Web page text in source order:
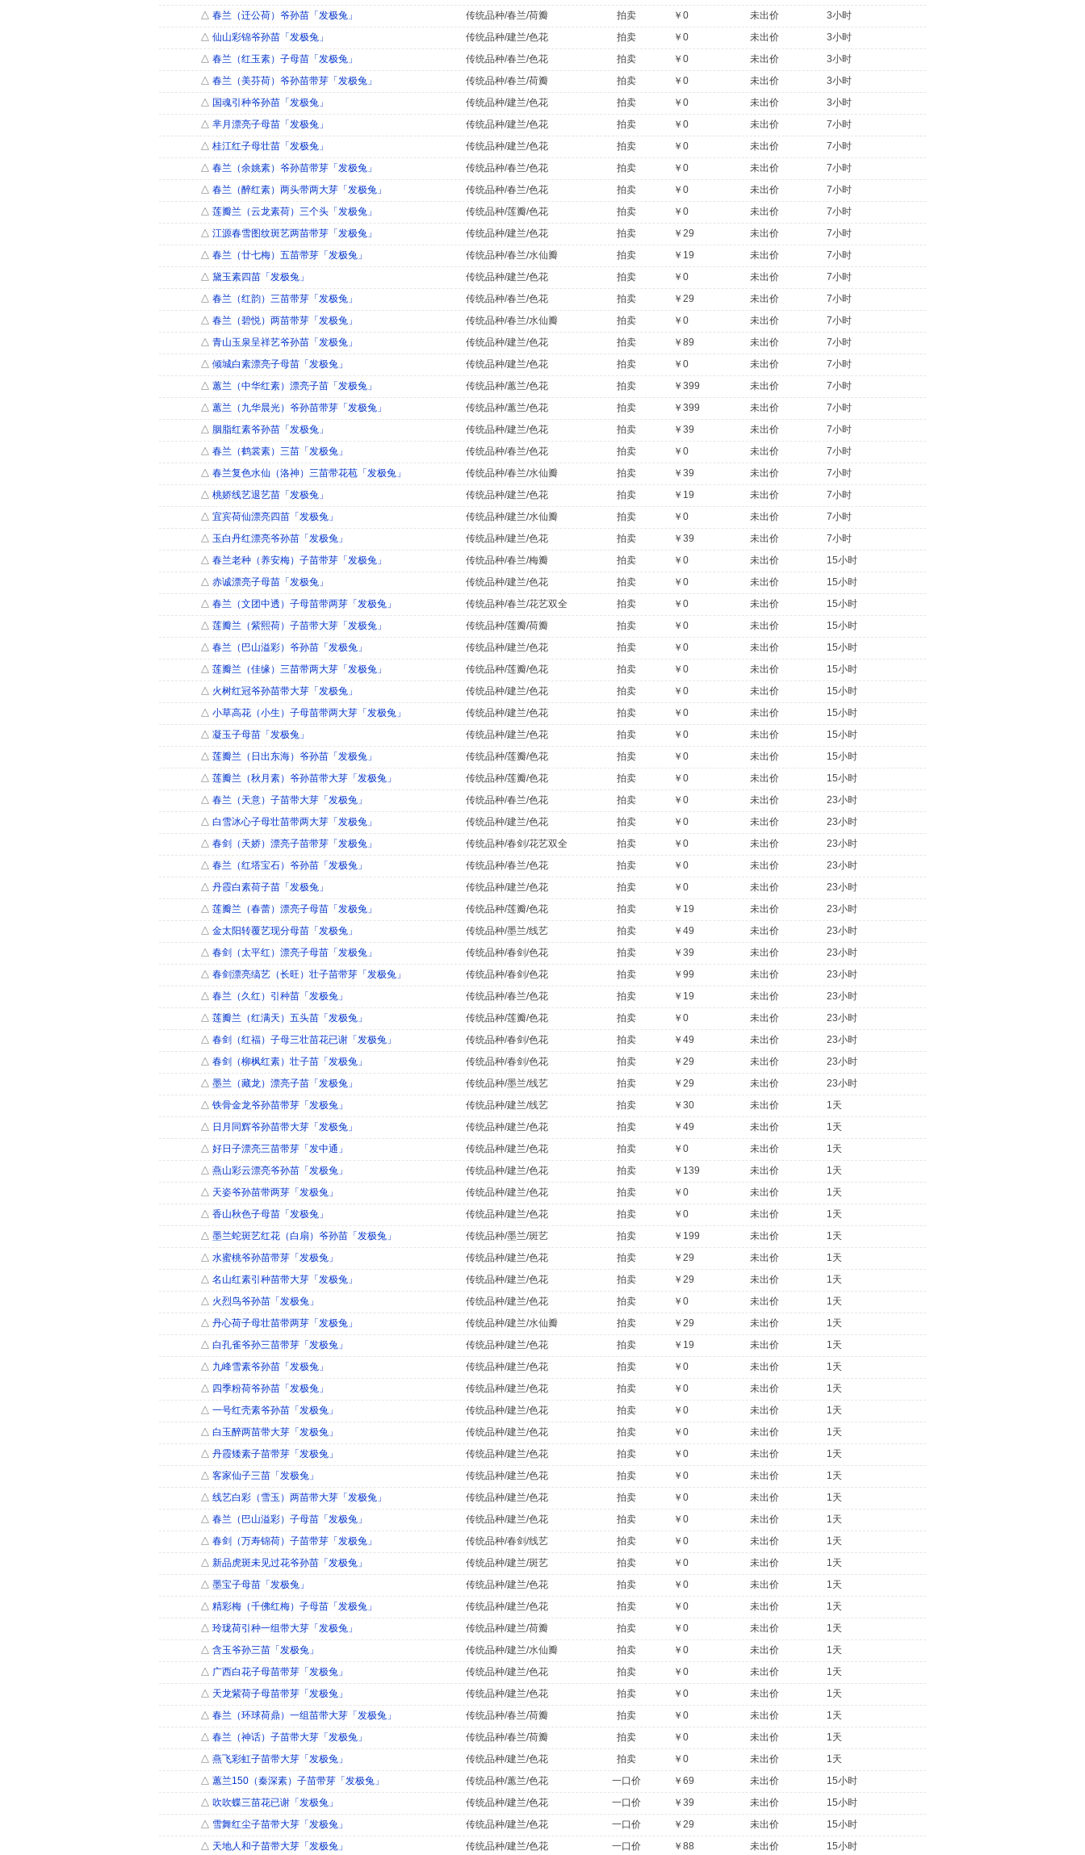
△ 春兰（迁公荷）爷孙苗「发极兔」 传统品种/春兰/荷瓣 拍卖 ￥0 未出价
3小时
△ 仙山彩锦爷孙苗「发极兔」 传统品种/建兰/色花 拍卖 ￥0 未出价
3小时
△ 春兰（红玉素）子母苗「发极兔」 传统品种/春兰/色花 拍卖 ￥0 未出价
3小时
△ 春兰（美芬荷）爷孙苗带芽「发极兔」 传统品种/春兰/荷瓣 拍卖 ￥0 未出价
3小时
△ 国魂引种爷孙苗「发极兔」 传统品种/建兰/色花 拍卖 ￥0 未出价
3小时
△ 芈月漂亮子母苗「发极兔」 传统品种/建兰/色花 拍卖 ￥0 未出价
7小时
△ 桂江红子母壮苗「发极兔」 传统品种/建兰/色花 拍卖 ￥0 未出价
7小时
△ 春兰（余姚素）爷孙苗带芽「发极兔」 传统品种/春兰/色花 拍卖 ￥0 未出价
7小时
△ 春兰（醉红素）两头带两大芽「发极兔」 传统品种/春兰/色花 拍卖 ￥0 未出价
7小时
△ 莲瓣兰（云龙素荷）三个头「发极兔」 传统品种/莲瓣/色花 拍卖 ￥0 未出价
7小时
△ 江源春雪图纹斑艺两苗带芽「发极兔」 传统品种/建兰/色花 拍卖 ￥29 未出价
7小时
△ 春兰（廿七梅）五苗带芽「发极兔」 传统品种/春兰/水仙瓣 拍卖 ￥19 未出价
7小时
△ 黛玉素四苗「发极兔」 传统品种/建兰/色花 拍卖 ￥0 未出价
7小时
△ 春兰（红韵）三苗带芽「发极兔」 传统品种/春兰/色花 拍卖 ￥29 未出价
7小时
△ 春兰（碧悦）两苗带芽「发极兔」 传统品种/春兰/水仙瓣 拍卖 ￥0 未出价
7小时
△ 青山玉泉呈祥艺爷孙苗「发极兔」 传统品种/建兰/色花 拍卖 ￥89 未出价
7小时
△ 倾城白素漂亮子母苗「发极兔」 传统品种/建兰/色花 拍卖 ￥0 未出价
7小时
△ 蕙兰（中华红素）漂亮子苗「发极兔」 传统品种/蕙兰/色花 拍卖 ￥399 未出价
7小时
△ 蕙兰（九华晨光）爷孙苗带芽「发极兔」 传统品种/蕙兰/色花 拍卖 ￥399 未出价
7小时
△ 胭脂红素爷孙苗「发极兔」 传统品种/建兰/色花 拍卖 ￥39 未出价
7小时
△ 春兰（鹤裳素）三苗「发极兔」 传统品种/春兰/色花 拍卖 ￥0 未出价
7小时
△ 春兰复色水仙（洛神）三苗带花苞「发极兔」 传统品种/春兰/水仙瓣 拍卖 ￥39 未出价
7小时
△ 桃娇线艺退艺苗「发极兔」 传统品种/建兰/色花 拍卖 ￥19 未出价
7小时
△ 宜宾荷仙漂亮四苗「发极兔」 传统品种/建兰/水仙瓣 拍卖 ￥0 未出价
7小时
△ 玉白丹红漂亮爷孙苗「发极兔」 传统品种/建兰/色花 拍卖 ￥39 未出价
7小时
△ 春兰老种（养安梅）子苗带芽「发极兔」 传统品种/春兰/梅瓣 拍卖 ￥0 未出价
15小时
△ 赤诚漂亮子母苗「发极兔」 传统品种/建兰/色花 拍卖 ￥0 未出价
15小时
△ 春兰（文团中透）子母苗带两芽「发极兔」 传统品种/春兰/花艺双全 拍卖 ￥0 未出价
15小时
△ 莲瓣兰（紫熙荷）子苗带大芽「发极兔」 传统品种/莲瓣/荷瓣 拍卖 ￥0 未出价
15小时
△ 春兰（巴山溢彩）爷孙苗「发极兔」 传统品种/建兰/色花 拍卖 ￥0 未出价
15小时
△ 莲瓣兰（佳缘）三苗带两大芽「发极兔」 传统品种/莲瓣/色花 拍卖 ￥0 未出价
15小时
△ 火树红冠爷孙苗带大芽「发极兔」 传统品种/建兰/色花 拍卖 ￥0 未出价
15小时
△ 小草高花（小生）子母苗带两大芽「发极兔」 传统品种/建兰/色花 拍卖 ￥0 未出价
15小时
△ 凝玉子母苗「发极兔」 传统品种/建兰/色花 拍卖 ￥0 未出价
15小时
△ 莲瓣兰（日出东海）爷孙苗「发极兔」 传统品种/莲瓣/色花 拍卖 ￥0 未出价
15小时
△ 莲瓣兰（秋月素）爷孙苗带大芽「发极兔」 传统品种/莲瓣/色花 拍卖 ￥0 未出价
15小时
△ 春兰（天意）子苗带大芽「发极兔」 传统品种/春兰/色花 拍卖 ￥0 未出价
23小时
△ 白雪冰心子母壮苗带两大芽「发极兔」 传统品种/建兰/色花 拍卖 ￥0 未出价
23小时
△ 春剑（天娇）漂亮子苗带芽「发极兔」 传统品种/春剑/花艺双全 拍卖 ￥0 未出价
23小时
△ 春兰（红塔宝石）爷孙苗「发极兔」 传统品种/春兰/色花 拍卖 ￥0 未出价
23小时
△ 丹霞白素荷子苗「发极兔」 传统品种/建兰/色花 拍卖 ￥0 未出价
23小时
△ 莲瓣兰（春蕾）漂亮子母苗「发极兔」 传统品种/莲瓣/色花 拍卖 ￥19 未出价
23小时
△ 金太阳转覆艺现分母苗「发极兔」 传统品种/墨兰/线艺 拍卖 ￥49 未出价
23小时
△ 春剑（太平红）漂亮子母苗「发极兔」 传统品种/春剑/色花 拍卖 ￥39 未出价
23小时
△ 春剑漂亮缟艺（长旺）壮子苗带芽「发极兔」 传统品种/春剑/色花 拍卖 ￥99 未出价
23小时
△ 春兰（久红）引种苗「发极兔」 传统品种/春兰/色花 拍卖 ￥19 未出价
23小时
△ 莲瓣兰（红满天）五头苗「发极兔」 传统品种/莲瓣/色花 拍卖 ￥0 未出价
23小时
△ 春剑（红福）子母三壮苗花已谢「发极兔」 传统品种/春剑/色花 拍卖 ￥49 未出价
23小时
△ 春剑（柳枫红素）壮子苗「发极兔」 传统品种/春剑/色花 拍卖 ￥29 未出价
23小时
△ 墨兰（藏龙）漂亮子苗「发极兔」 传统品种/墨兰/线艺 拍卖 ￥29 未出价
23小时
△ 铁骨金龙爷孙苗带芽「发极兔」 传统品种/建兰/线艺 拍卖 ￥30 未出价
1天
△ 日月同辉爷孙苗带大芽「发极兔」 传统品种/建兰/色花 拍卖 ￥49 未出价
1天
△ 好日子漂亮三苗带芽「发中通」 传统品种/建兰/色花 拍卖 ￥0 未出价
1天
△ 燕山彩云漂亮爷孙苗「发极兔」 传统品种/建兰/色花 拍卖 ￥139 未出价
1天
△ 天姿爷孙苗带两芽「发极兔」 传统品种/建兰/色花 拍卖 ￥0 未出价
1天
△ 香山秋色子母苗「发极兔」 传统品种/建兰/色花 拍卖 ￥0 未出价
1天
△ 墨兰蛇斑艺红花（白扇）爷孙苗「发极兔」 传统品种/墨兰/斑艺 拍卖 ￥199 未出价
1天
△ 水蜜桃爷孙苗带芽「发极兔」 传统品种/建兰/色花 拍卖 ￥29 未出价
1天
△ 名山红素引种苗带大芽「发极兔」 传统品种/建兰/色花 拍卖 ￥29 未出价
1天
△ 火烈鸟爷孙苗「发极兔」 传统品种/建兰/色花 拍卖 ￥0 未出价
1天
△ 丹心荷子母壮苗带两芽「发极兔」 传统品种/建兰/水仙瓣 拍卖 ￥29 未出价
1天
△ 白孔雀爷孙三苗带芽「发极兔」 传统品种/建兰/色花 拍卖 ￥19 未出价
1天
△ 九峰雪素爷孙苗「发极兔」 传统品种/建兰/色花 拍卖 ￥0 未出价
1天
△ 四季粉荷爷孙苗「发极兔」 传统品种/建兰/色花 拍卖 ￥0 未出价
1天
△ 一号红壳素爷孙苗「发极兔」 传统品种/建兰/色花 拍卖 ￥0 未出价
1天
△ 白玉醉两苗带大芽「发极兔」 传统品种/建兰/色花 拍卖 ￥0 未出价
1天
△ 丹霞矮素子苗带芽「发极兔」 传统品种/建兰/色花 拍卖 ￥0 未出价
1天
△ 客家仙子三苗「发极兔」 传统品种/建兰/色花 拍卖 ￥0 未出价
1天
△ 线艺白彩（雪玉）两苗带大芽「发极兔」 传统品种/建兰/色花 拍卖 ￥0 未出价
1天
△ 春兰（巴山溢彩）子母苗「发极兔」 传统品种/建兰/色花 拍卖 ￥0 未出价
1天
△ 春剑（万寿锦荷）子苗带芽「发极兔」 传统品种/春剑/线艺 拍卖 ￥0 未出价
1天
△ 新品虎斑未见过花爷孙苗「发极兔」 传统品种/建兰/斑艺 拍卖 ￥0 未出价
1天
△ 墨宝子母苗「发极兔」 传统品种/建兰/色花 拍卖 ￥0 未出价
1天
△ 精彩梅（千佛红梅）子母苗「发极兔」 传统品种/建兰/色花 拍卖 ￥0 未出价
1天
△ 玲珑荷引种一组带大芽「发极兔」 传统品种/建兰/荷瓣 拍卖 ￥0 未出价
1天
△ 含玉爷孙三苗「发极兔」 传统品种/建兰/水仙瓣 拍卖 ￥0 未出价
1天
△ 广西白花子母苗带芽「发极兔」 传统品种/建兰/色花 拍卖 ￥0 未出价
1天
△ 天龙紫荷子母苗带芽「发极兔」 传统品种/建兰/色花 拍卖 ￥0 未出价
1天
△ 春兰（环球荷鼎）一组苗带大芽「发极兔」 传统品种/春兰/荷瓣 拍卖 ￥0 未出价
1天
△ 春兰（神话）子苗带大芽「发极兔」 传统品种/春兰/荷瓣 拍卖 ￥0 未出价
1天
△ 燕飞彩虹子苗带大芽「发极兔」 传统品种/建兰/色花 拍卖 ￥0 未出价
1天
△ 蕙兰150（秦深素）子苗带芽「发极兔」 传统品种/蕙兰/色花 一口价 ￥69 未出价
15小时
△ 吹吹蝶三苗花已谢「发极兔」 传统品种/建兰/色花 一口价 ￥39 未出价
15小时
△ 雪舞红尘子苗带大芽「发极兔」 传统品种/建兰/色花 一口价 ￥29 未出价
15小时
△ 天地人和子苗带大芽「发极兔」 传统品种/建兰/色花 一口价 ￥88 未出价 15小时